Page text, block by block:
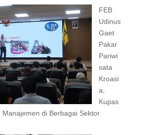
FEB
Udinus
Gaet
Pakar
Pariwi
sata
Kroasi
a,
Kupas
Manajemen di Berbagai Sektor